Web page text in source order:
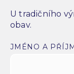
U tradičního
obav.
JMÉNO A